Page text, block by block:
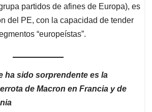
partidos de afines de Europa), es
del PE, con la capacidad de tender
“europeístas”.
ha sido sorprendente es la
de Macron en Francia y de